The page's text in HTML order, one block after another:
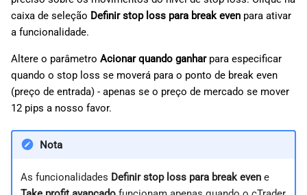
caixa de seleção Definir stop loss para break even para ativar
a funcionalidade.
Altere o parâmetro Acionar quando ganharpara especificar
quando o stop loss se moverá para o ponto de break even
(preço de entrada) - apenas se o preço de mercado se mover
12 pips a nosso favor.
Nota
As funcionalidades Definir stop loss para break evene